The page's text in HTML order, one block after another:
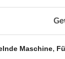
Maschine,